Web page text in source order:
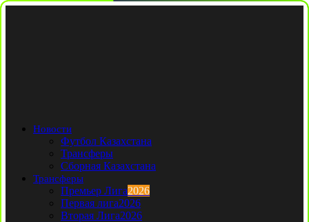
Новости
Футбол Казахстана
Трансферы
Сборная Казахстана
Трансферы
Премьер Лига2026
Первая лига2026
Вторая Лига2026